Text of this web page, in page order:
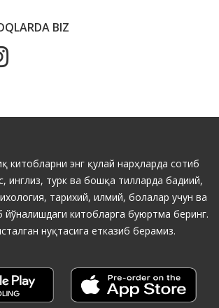
BIZ
китобларни энг қулай нарҳларда сотиб
инглиз, турк ва бошқа тилларда бадиий,
тарихий, илмий, болалар учун ва
китобларга буюртма беринг.
нуқтасига етказиб берамиз.